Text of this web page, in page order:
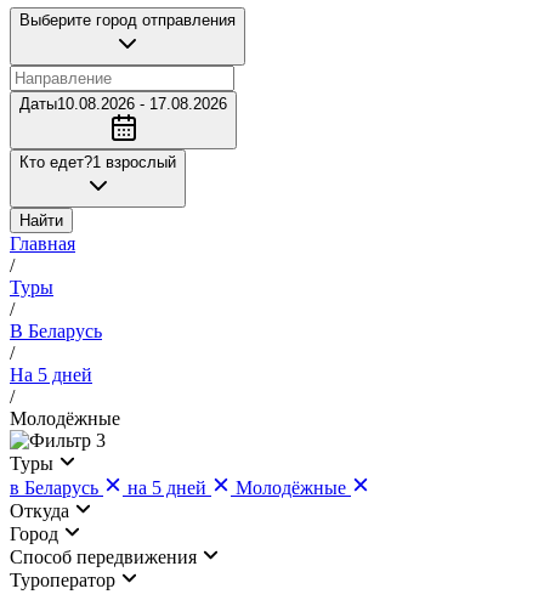
Выберите город отправления
Даты10.08.2026 - 17.08.2026
Кто едет?1 взрослый
Найти
Главная
/
Туры
/
В Беларусь
/
На 5 дней
/
Молодёжные
3
Туры
в Беларусь
на 5 дней
Молодёжные
Откуда
Город
Cпособ передвижения
Туроператор